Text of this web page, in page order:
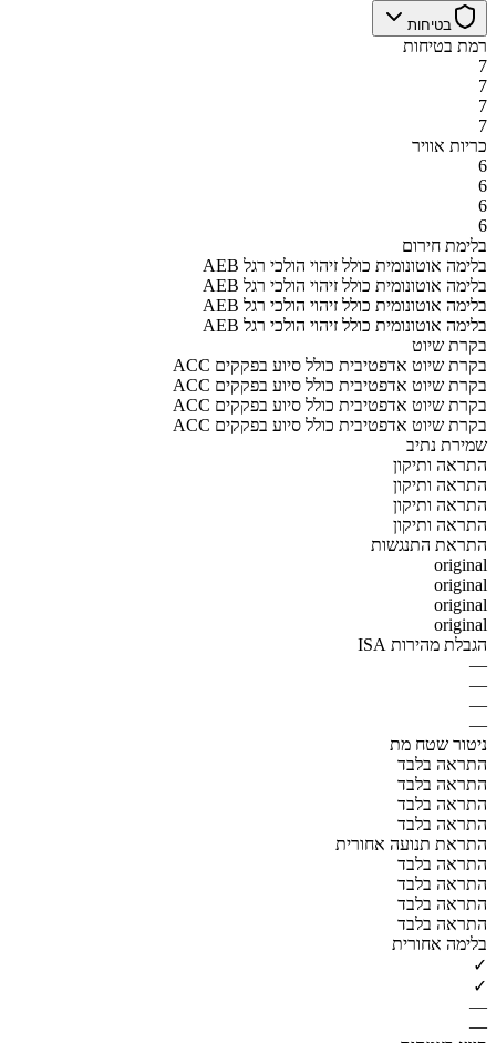
בטיחות
רמת בטיחות
7
7
7
7
כריות אוויר
6
6
6
6
בלימת חירום
AEB בלימה אוטונומית כולל זיהוי הולכי רגל
AEB בלימה אוטונומית כולל זיהוי הולכי רגל
AEB בלימה אוטונומית כולל זיהוי הולכי רגל
AEB בלימה אוטונומית כולל זיהוי הולכי רגל
בקרת שיוט
ACC בקרת שיוט אדפטיבית כולל סיוע בפקקים
ACC בקרת שיוט אדפטיבית כולל סיוע בפקקים
ACC בקרת שיוט אדפטיבית כולל סיוע בפקקים
ACC בקרת שיוט אדפטיבית כולל סיוע בפקקים
שמירת נתיב
התראה ותיקון
התראה ותיקון
התראה ותיקון
התראה ותיקון
התראת התנגשות
original
original
original
original
הגבלת מהירות ISA
—
—
—
—
ניטור שטח מת
התראה בלבד
התראה בלבד
התראה בלבד
התראה בלבד
התראת תנועה אחורית
התראה בלבד
התראה בלבד
התראה בלבד
התראה בלבד
בלימה אחורית
✓
✓
—
—